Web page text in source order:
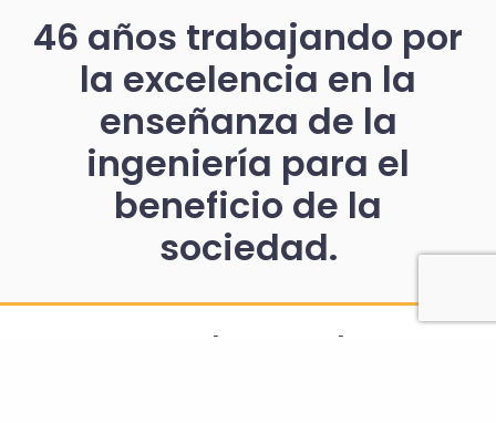
46 años trabajando por
la excelencia en la
enseñanza de la
ingeniería para el
beneficio de la
sociedad.
Con el apoyo de: